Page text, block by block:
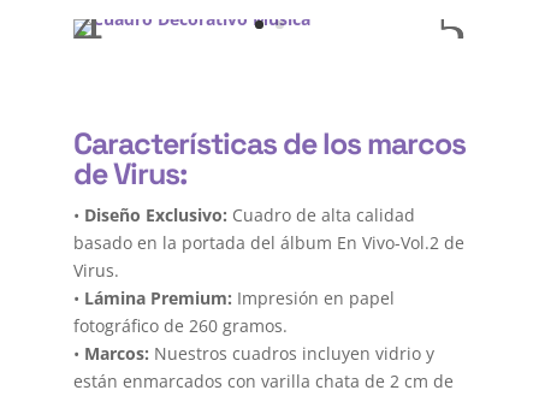
Características de los marcos
de Virus:
• Diseño Exclusivo: Cuadro de alta calidad
basado en la portada del álbum En Vivo-Vol.2 de
Virus.
• Lámina Premium: Impresión en papel
fotográfico de 260 gramos.
• Marcos: Nuestros cuadros incluyen vidrio y
están enmarcados con varilla chata de 2 cm de